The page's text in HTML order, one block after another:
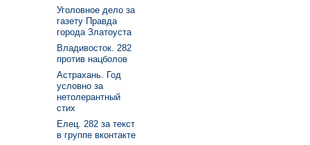
Уголовное дело за
газету Правда
города Златоуста
Владивосток. 282
против нацболов
Астрахань. Год
условно за
нетолерантный
стих
Елец. 282 за текст
в группе вконтакте